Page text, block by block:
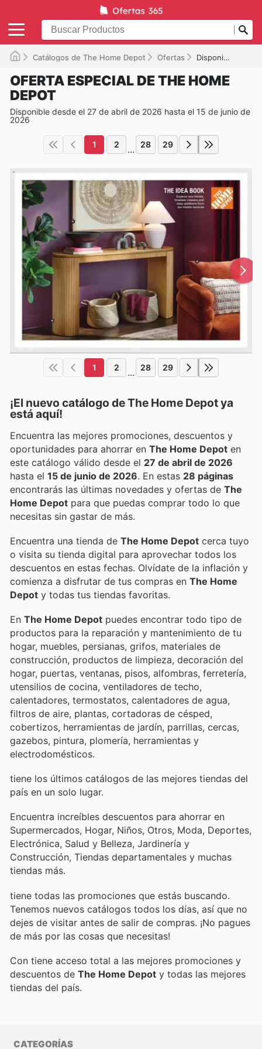
Catálogos de The Home Depot Ofertas Disponible hasta el 15/06/2026
OFERTA ESPECIAL DE THE HOME
DEPOT
Disponible desde el 27 de abril de 2026 hasta el 15 de junio de
2026
1 2 ... 28 29
1 2 ... 28 29
¡El nuevo catálogo deThe Home Depotya
está aquí!
Encuentra las mejores promociones, descuentos y
oportunidades para ahorrar en The Home Depot en
este catálogo válido desde el 27 de abril de 2026
hasta el 15 de junio de 2026 . En estas 28 páginas
encontrarás las últimas novedades y ofertas de The
Home Depot para que puedas comprar todo lo que
necesitas sin gastar de más.
Encuentra una tienda de The Home Depot cerca tuyo
o visita su tienda digital para aprovechar todos los
descuentos en estas fechas. Olvídate de la inflación y
comienza a disfrutar de tus compras en The Home
Depot y todas tus tiendas favoritas.
En The Home Depot puedes encontrar todo tipo de
productos para la reparación y mantenimiento de tu
hogar, muebles, persianas, grifos, materiales de
construcción, productos de limpieza, decoración del
hogar, puertas, ventanas, pisos, alfombras, ferretería,
utensilios de cocina, ventiladores de techo,
calentadores, termostatos, calentadores de agua,
filtros de aire, plantas, cortadoras de césped,
cobertizos, herramientas de jardín, parrillas, cercas,
gazebos, pintura, plomería, herramientas y
electrodomésticos.
tiene los últimos catálogos de las mejores tiendas del
país en un solo lugar.
Encuentra increíbles descuentos para ahorrar en
Supermercados, Hogar, Niños, Otros, Moda, Deportes,
Electrónica, Salud y Belleza, Jardinería y
Construcción, Tiendas departamentales y muchas
tiendas más.
tiene todas las promociones que estás buscando.
Tenemos nuevos catálogos todos los días, así que no
dejes de visitar antes de salir de compras. ¡No pagues
de más por las cosas que necesitas!
Con tiene acceso total a las mejores promociones y
descuentos de The Home Depot y todas las mejores
tiendas del país.
CATEGORÍAS